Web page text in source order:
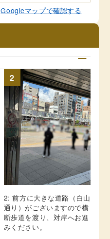
Googleマップで確認する
2
2: 前方に大きな道路（白山
通り）がございますので横
断歩道を渡り、対岸へお進
みください。